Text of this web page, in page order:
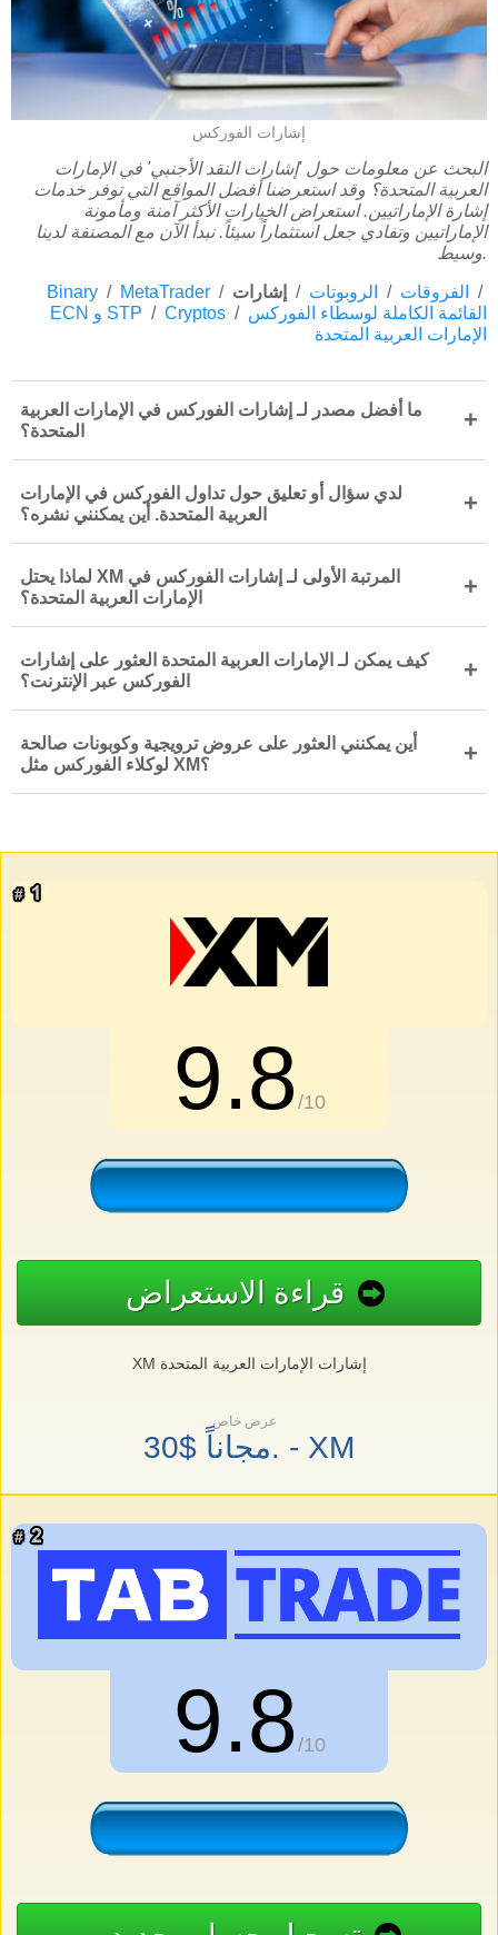
إشارات الفوركس
البحث عن معلومات حول 'إشارات النقد الأجنبي' في الإمارات
العربية المتحدة؟ وقد استعرضنا أفضل المواقع التي توفر خدمات
إشارة الإماراتيين. استعراض الخيارات الأكثر آمنة ومأمونة
الإماراتيين وتفادي جعل استثماراً سيئاً. نبدأ الآن مع المصنفة لدينا
وسيط.
Binary / MetaTrader / الفروقات / الروبوتات / إشارات
/
ECN و STP / Cryptos / القائمة الكاملة لوسطاء الفوركس
الإمارات العربية المتحدة
ما أفضل مصدر لـ إشارات الفوركس في الإمارات العربية
المتحدة؟
+
لدي سؤال أو تعليق حول تداول الفوركس في الإمارات
العربية المتحدة. أين يمكنني نشره؟
+
لماذا يحتل XM المرتبة الأولى لـ إشارات الفوركس في
الإمارات العربية المتحدة؟
+
كيف يمكن لـ الإمارات العربية المتحدة العثور على إشارات
الفوركس عبر الإنترنت؟
+
أين يمكنني العثور على عروض ترويجية وكوبونات صالحة
لوكلاء الفوركس مثل XM؟
+
9.8 /10
قراءة الاستعراض
XM إشارات الإمارات العربية المتحدة
عرض خاص
30$ مجاناً. - XM
9.8 /10